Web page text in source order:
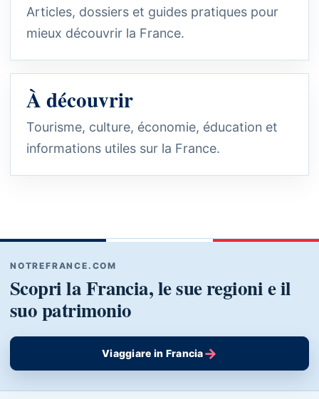
Articles, dossiers et guides pratiques pour
mieux découvrir la France.
À découvrir
Tourisme, culture, économie, éducation et
informations utiles sur la France.
NOTREFRANCE.COM
Scopri la Francia, le sue regioni e il
suo patrimonio
Viaggiare in Francia→